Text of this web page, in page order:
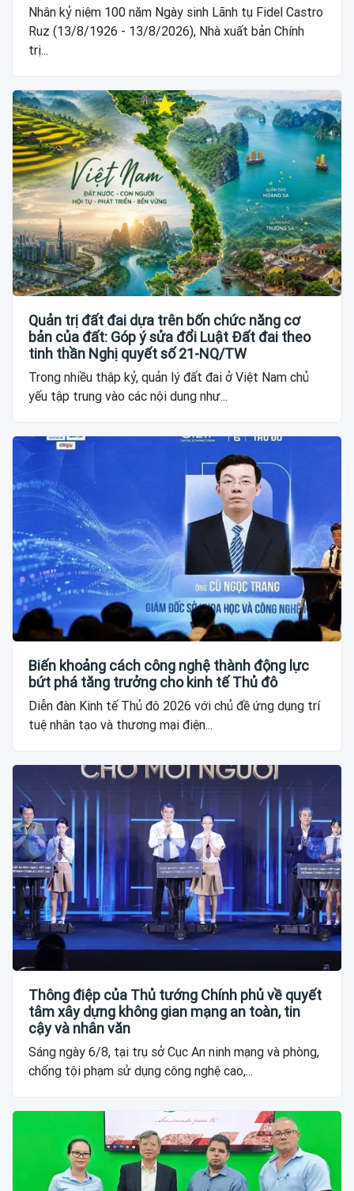
Nhân kỷ niệm 100 năm Ngày sinh Lãnh tụ Fidel Castro
Ruz (13/8/1926 - 13/8/2026), Nhà xuất bản Chính
trị...
Quản trị đất đai dựa trên bốn chức năng cơ
bản của đất: Góp ý sửa đổi Luật Đất đai theo
tinh thần Nghị quyết số 21-NQ/TW
Trong nhiều thập kỷ, quản lý đất đai ở Việt Nam chủ
yếu tập trung vào các nội dung như...
Biến khoảng cách công nghệ thành động lực
bứt phá tăng trưởng cho kinh tế Thủ đô
Diễn đàn Kinh tế Thủ đô 2026 với chủ đề ứng dụng trí
tuệ nhân tạo và thương mại điện...
Thông điệp của Thủ tướng Chính phủ về quyết
tâm xây dựng không gian mạng an toàn, tin
cậy và nhân văn
Sáng ngày 6/8, tại trụ sở Cục An ninh mạng và phòng,
chống tội phạm sử dụng công nghệ cao,...